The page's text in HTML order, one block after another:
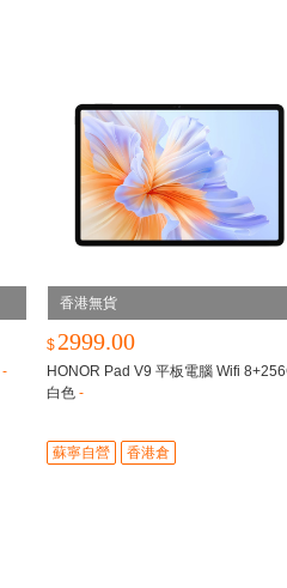
-
香港無貨
$ 2999.00
HONOR Pad V9 平板電腦 Wifi
白色 -
蘇寧自營 香港倉